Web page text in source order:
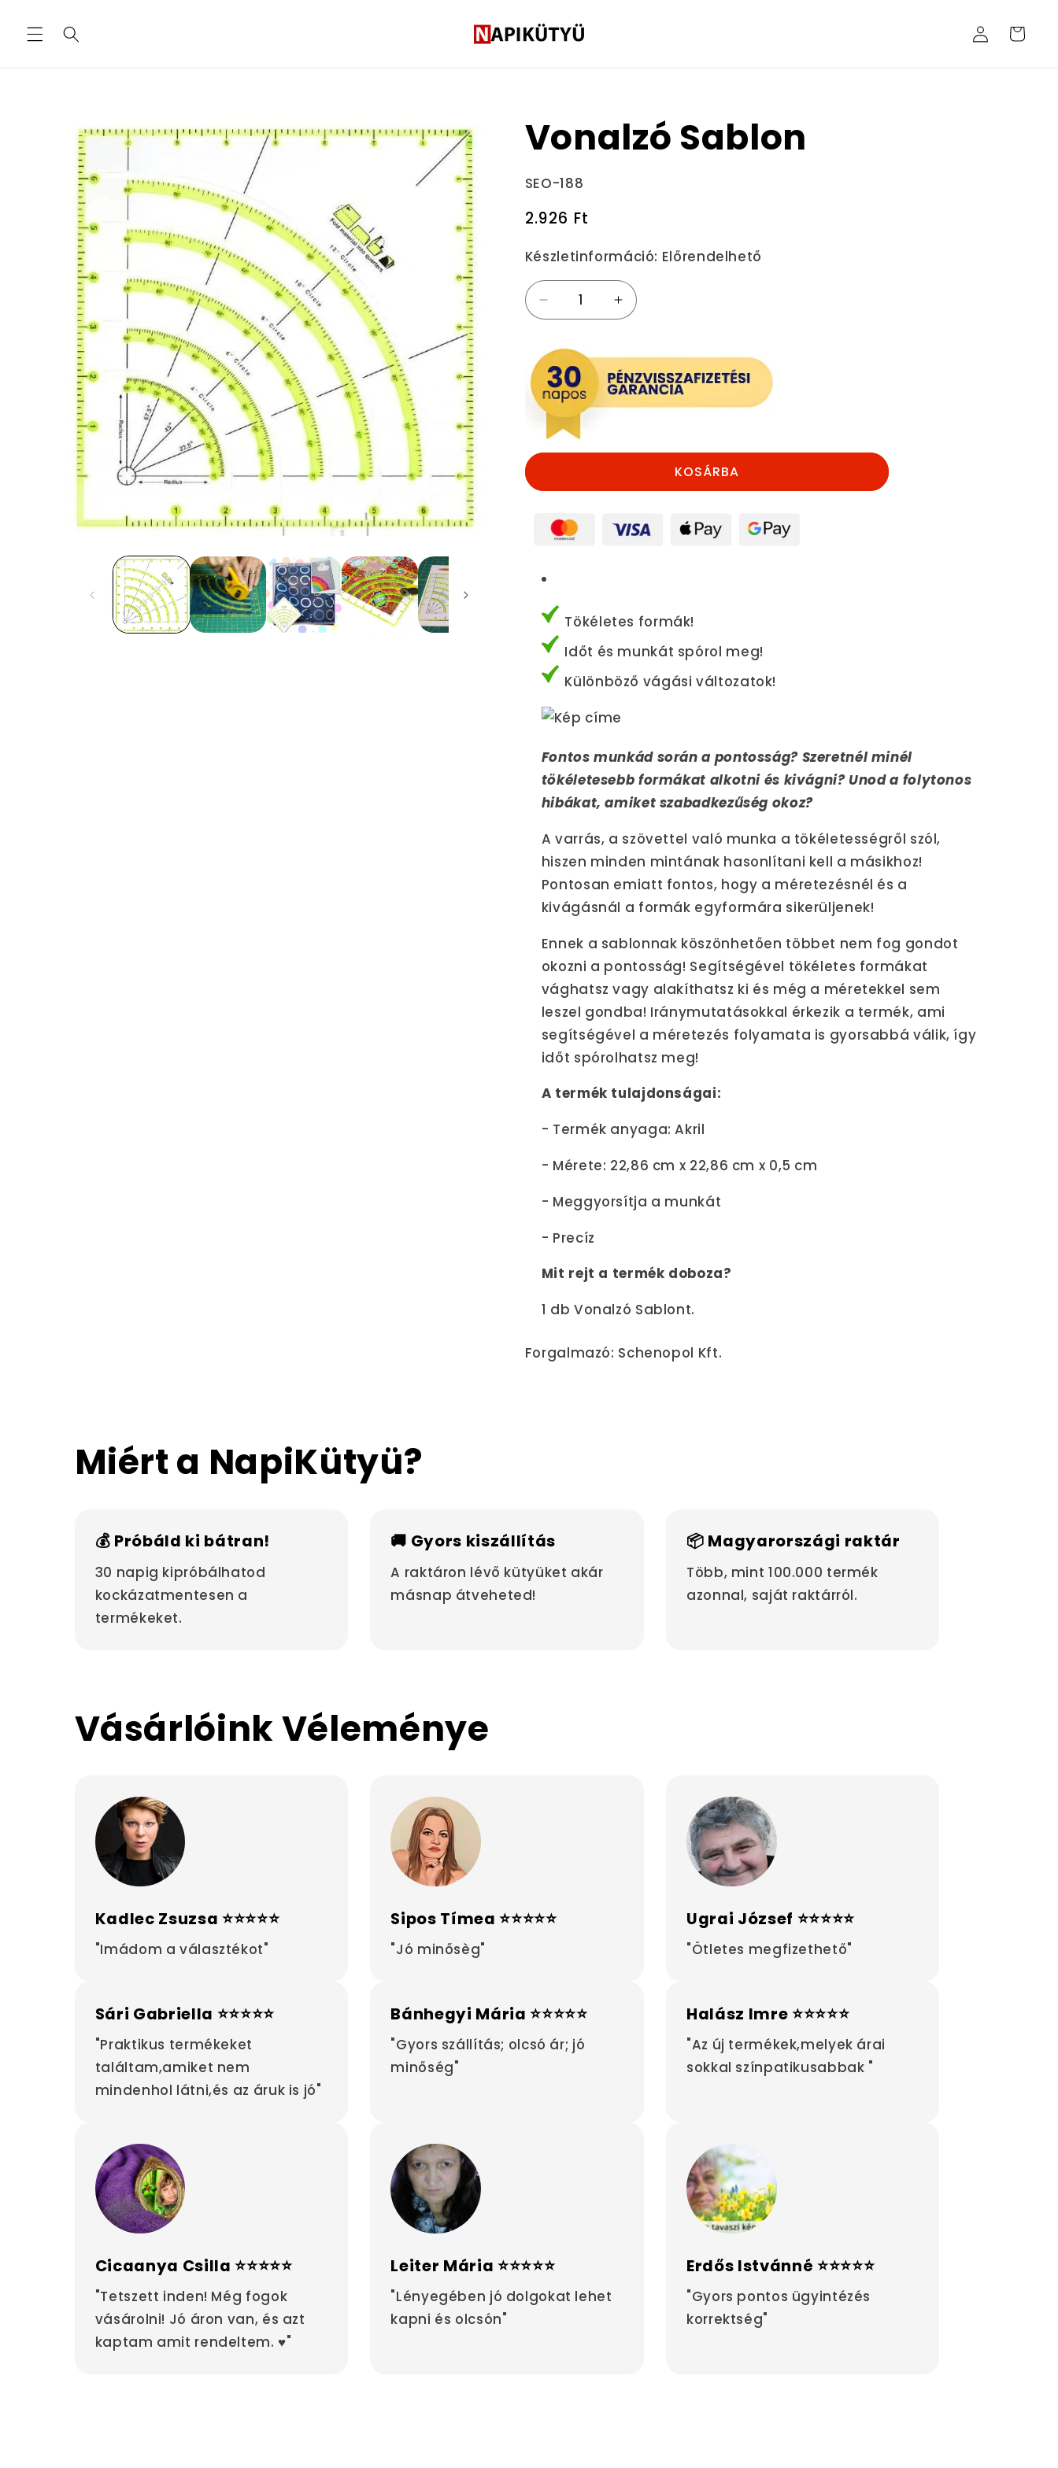
tartalomhoz Bejelentkezés
Kosár
ugrás a
termékadatokra Vonalzó Sablon
Termékváltozat:
SEO-188
Normál
2.926 Ft
Készletinformáció: Előrendelhető
Vonalzó
Sablon
csökkentése
Vonalzó
Sablon
növelése
KOSÁRBA
Tökéletes formák!
Időt és munkát spórol meg!
Különböző vágási változatok!
Fontos munkád során a pontosság? Szeretnél minél
tökéletesebb formákat alkotni és kivágni? Unod a folytonos
hibákat, amiket szabadkezűség okoz?
A varrás, a szövettel való munka a tökéletességről szól,
hiszen minden mintának hasonlítani kell a másikhoz!
Pontosan emiatt fontos, hogy a méretezésnél és a
kivágásnál a formák egyformára sikerüljenek!
Ennek a sablonnak köszönhetően többet nem fog gondot
okozni a pontosság! Segítségével tökéletes formákat
vághatsz vagy alakíthatsz ki és még a méretekkel sem
leszel gondba! Iránymutatásokkal érkezik a termék, ami
segítségével a méretezés folyamata is gyorsabbá válik, így
időt spórolhatsz meg!
A termék tulajdonságai:
- Termék anyaga: Akril
- Mérete: 22,86 cm x 22,86 cm x 0,5 cm
- Meggyorsítja a munkát
- Precíz
Mit rejt a termék doboza?
1 db Vonalzó Sablont.
Forgalmazó: Schenopol Kft.
Miért a NapiKütyü?
💰 Próbáld ki bátran!
30 napig kipróbálhatod
kockázatmentesen a
termékeket.
🚚 Gyors kiszállítás
A raktáron lévő kütyüket akár
másnap átveheted!
📦 Magyarországi raktár
Több, mint 100.000 termék
azonnal, saját raktárról.
Vásárlóink Véleménye
Kadlec Zsuzsa ⭐⭐⭐⭐⭐
"Imádom a választékot"
Sipos Tímea ⭐⭐⭐⭐⭐
"Jó minősèg"
Ugrai József ⭐⭐⭐⭐⭐
"Ötletes megfizethető"
Sári Gabriella ⭐⭐⭐⭐⭐
"Praktikus termékeket
találtam,amiket nem
mindenhol látni,és az áruk is jó"
Bánhegyi Mária ⭐⭐⭐⭐⭐
"Gyors szállítás; olcsó ár; jó
minőség"
Halász Imre ⭐⭐⭐⭐⭐
"Az új termékek,melyek árai
sokkal színpatikusabbak "
Cicaanya Csilla ⭐⭐⭐⭐⭐
"Tetszett inden! Még fogok
vásárolni! Jó áron van, és azt
kaptam amit rendeltem. ♥"
Leiter Mária ⭐⭐⭐⭐⭐
"Lényegében jó dolgokat lehet
kapni és olcsón"
Erdős Istvánné ⭐⭐⭐⭐⭐
"Gyors pontos ügyintézés
korrektség"